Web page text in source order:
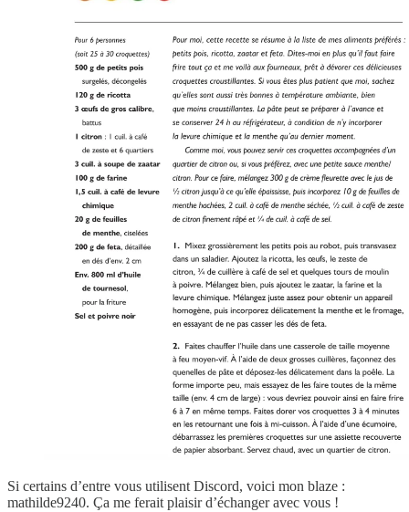
Si certains d’entre vous utilisent Discord, voici mon blaze :
mathilde9240. Ça me ferait plaisir d’échanger avec vous !